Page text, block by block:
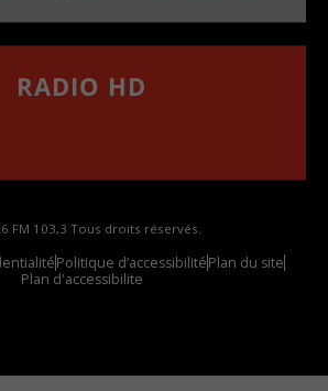
RADIO HD
FM 103,3 Tous droits réservés.
Politique d’accessibilitéPlan du site
Plan d'accessibilite